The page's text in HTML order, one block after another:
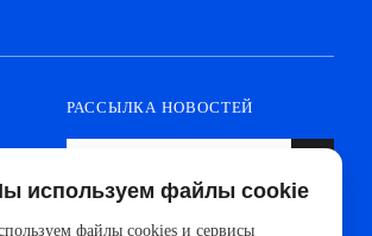
РАССЫЛКА НОВОСТЕЙ
новинок от ведущих производителей и
используем файлы cookie
файлы cookies и сервисы